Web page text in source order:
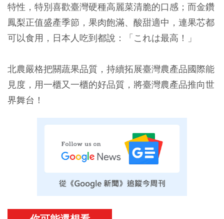
特性，特別喜歡臺灣硬種高麗菜清脆的口感；而金鑽
鳳梨正值盛產季節，果肉飽滿、酸甜適中，連果芯都
可以食用，日本人吃到都說：「これは最高！」
北農嚴格把關蔬果品質，持續拓展臺灣農產品國際能
見度，用一櫃又一櫃的好品質，將臺灣農產品推向世
界舞台！